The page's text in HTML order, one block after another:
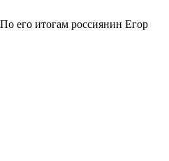
его итогам россиянин Егор